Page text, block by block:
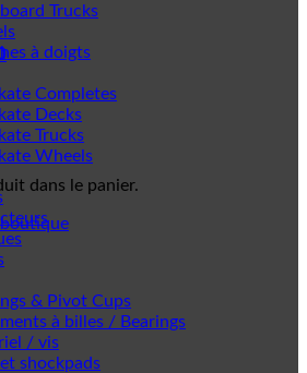
dans le panier.
boutique
Trucks
à doigts
Completes
Decks
Trucks
Wheels
& Pivot Cups
à billes / Bearings
/ vis
et shockpads